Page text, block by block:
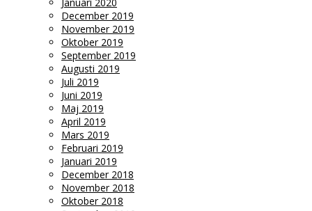
December 2019
November 2019
Oktober 2019
September 2019
Augusti 2019
Juli 2019
Juni 2019
Maj 2019
April 2019
Mars 2019
Februari 2019
Januari 2019
December 2018
November 2018
Oktober 2018